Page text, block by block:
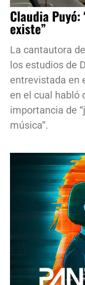
Claudia
existe”
La cantautora
los estudios de
entrevistada en
en el cual habló
importancia de
música”.